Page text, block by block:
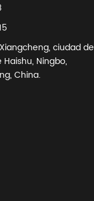
ciudad de
Ningbo,
China.